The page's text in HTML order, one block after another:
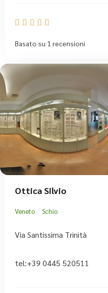
    
Basato su 1 recensioni
Ottica Silvio
Veneto / Schio
Via Santissima Trinità
tel:+39 0445 520511